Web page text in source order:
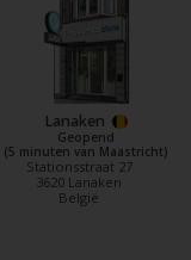
Lanaken
Geopend
(5 minuten van Maastricht)
Stationsstraat 27
3620 Lanaken
België